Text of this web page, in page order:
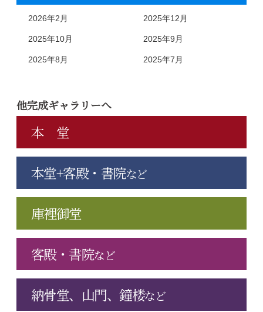
2026年2月 2025年12月
2025年10月 2025年9月
2025年8月 2025年7月
他完成ギャラリーへ
本 堂
本堂+客殿・書院など
庫裡御堂
客殿・書院など
納骨堂、山門、鐘楼など